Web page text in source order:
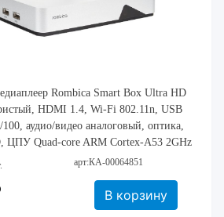
Rombica Smart Box Ultra HD
HDMI 1.4, Wi-Fi 802.11n, USB
аудио/видео аналоговый, оптика,
ЦПУ Quad-core ARM Cortex-A53 2GHz
450MP, ОЗУ 1ГБ, ПЗУ 8ГБ,
арт:КА-00064851
В корзину